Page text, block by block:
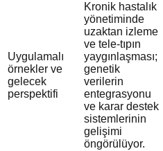
Uygulamalı
örnekler ve
gelecek
perspektifi
Kronik hastalık
yönetiminde
uzaktan izleme
ve tele-tıpın
yaygınlaşması;
genetik
verilerin
entegrasyonu
ve karar destek
sistemlerinin
gelişimi
öngörülüyor.